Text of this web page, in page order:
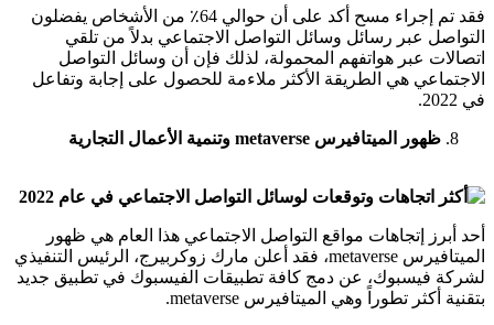
فقد تم إجراء مسح أكد على أن حوالي 64٪ من الأشخاص يفضلون
التواصل عبر رسائل وسائل التواصل الاجتماعي بدلاً من تلقي
اتصالات عبر هواتفهم المحمولة، لذلك فإن أن وسائل التواصل
الاجتماعي هي الطريقة الأكثر ملاءمة للحصول على إجابة وتفاعل
في 2022.
ظهور الميتافيرس metaverse وتنمية الأعمال التجارية
أحد أبرز إتجاهات مواقع التواصل الاجتماعي هذا العام هي ظهور
الميتافيرس metaverse، فقد أعلن مارك زوكربيرج، الرئيس التنفيذي
لشركة فيسبوك، عن دمج كافة تطبيقات الفيسبوك في تطبيق جديد
بتقنية أكثر تطوراً وهي الميتافيرس metaverse.